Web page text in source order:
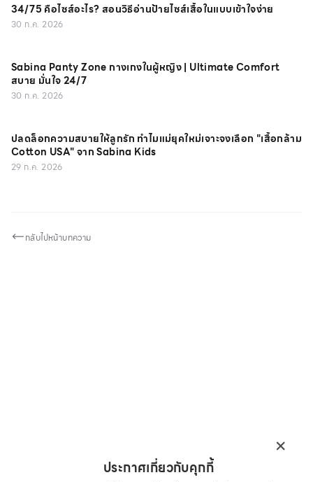
34/75 คือไซส์อะไร? สอนวิธีอ่านป้ายไซส์เสื้อในแบบเข้าใจง่าย
30 ก.ค. 2026
Sabina Panty Zone กางเกงในผู้หญิง | Ultimate Comfort
สบาย มั่นใจ 24/7
30 ก.ค. 2026
ปลดล็อกความสบายให้ลูกรัก ทำไมแม่ยุคใหม่เจาะจงเลือก "เสื้อกล้าม
Cotton USA" จาก Sabina Kids
29 ก.ค. 2026
กลับไปหน้าบทความ
×
ประกาศเกี่ยวกับคุกกี้